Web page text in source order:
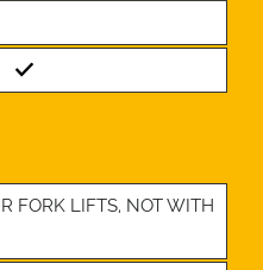
Standard
FORK LIFTS, NOT WITH